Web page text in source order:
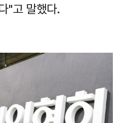
"고 말했다.